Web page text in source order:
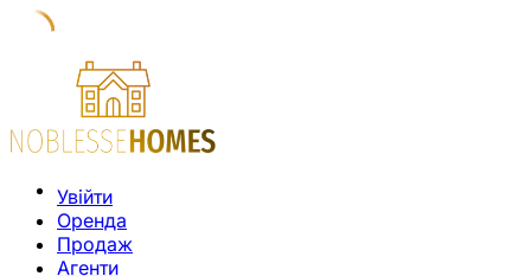
Увійти
Оренда
Продаж
Агенти